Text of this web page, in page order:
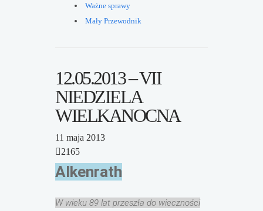
Ważne sprawy
Mały Przewodnik
12.05.2013 – VII
NIEDZIELA
WIELKANOCNA
11 maja 2013
2165
Alkenrath
W wieku 89 lat przeszła do wieczności